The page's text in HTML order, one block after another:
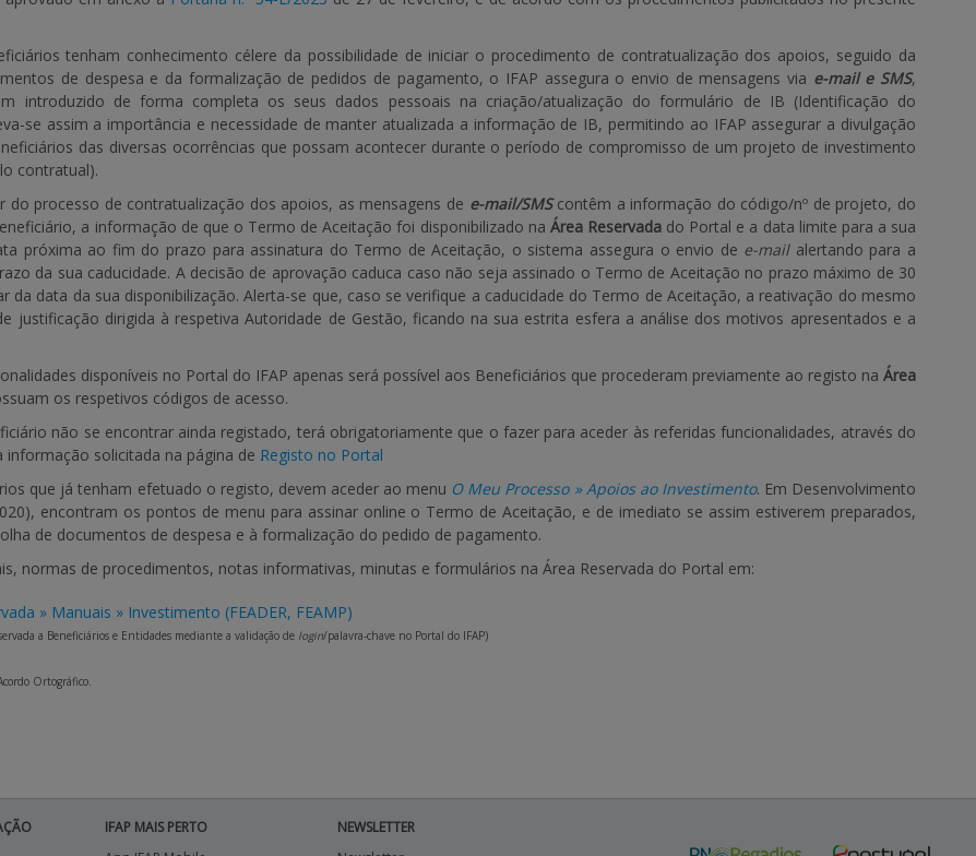
tenham conhecimento célere da possibilidade de iniciar o procedimento de contratualização dos apoios, seguido da
de despesa e da formalização de pedidos de pagamento, o IFAP assegura o envio de mensagens via e-mail e SMS,
introduzido de forma completa os seus dados pessoais na criação/atualização do formulário de IB (Identificação do
se assim a importância e necessidade de manter atualizada a informação de IB, permitindo ao IFAP assegurar a divulgação
das diversas ocorrências que possam acontecer durante o período de compromisso de um projeto de investimento
contratual).
do processo de contratualização dos apoios, as mensagens de e-mail/SMS contêm a informação do código/nº de projeto, do
a informação de que o Termo de Aceitação foi disponibilizado na Área Reservada do Portal e a data limite para a sua
próxima ao fim do prazo para assinatura do Termo de Aceitação, o sistema assegura o envio de e-mail alertando para a
da sua caducidade. A decisão de aprovação caduca caso não seja assinado o Termo de Aceitação no prazo máximo de 30
da data da sua disponibilização. Alerta-se que, caso se verifique a caducidade do Termo de Aceitação, a reativação do mesmo
justificação dirigida à respetiva Autoridade de Gestão, ficando na sua estrita esfera a análise dos motivos apresentados e a
disponíveis no Portal do IFAP apenas será possível aos Beneficiários que procederam previamente ao registo na Área
os respetivos códigos de acesso.
não se encontrar ainda registado, terá obrigatoriamente que o fazer para aceder às referidas funcionalidades, através do
informação solicitada na página de Registo no Portal
.
que já tenham efetuado o registo, devem aceder ao menu O Meu Processo » Apoios ao Investimento. Em Desenvolvimento
encontram os pontos de menu para assinar online o Termo de Aceitação, e de imediato se assim estiverem preparados,
de documentos de despesa e à formalização do pedido de pagamento.
normas de procedimentos, notas informativas, minutas e formulários na Área Reservada do Portal em:
» Manuais » Investimento (FEADER, FEAMP)
a Beneficiários e Entidades mediante a validação de login/palavra-chave no Portal do IFAP)
Ortográfico.
IFAP MAIS PERTO
NEWSLETTER